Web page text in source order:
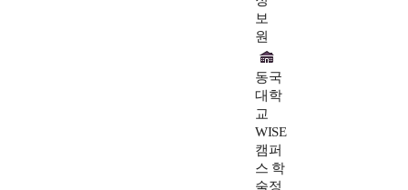
보
원
동국
대학
교
WISE
캠퍼
스 학
술정